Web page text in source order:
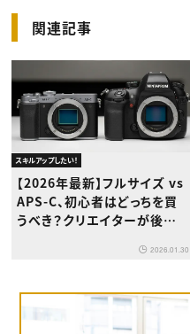
関連記事
スキルアップしたい！
【2026年最新】フルサイズ vs
APS-C、初心者はどっちを買
うべき？クリエイターが後悔し
2026.01.30